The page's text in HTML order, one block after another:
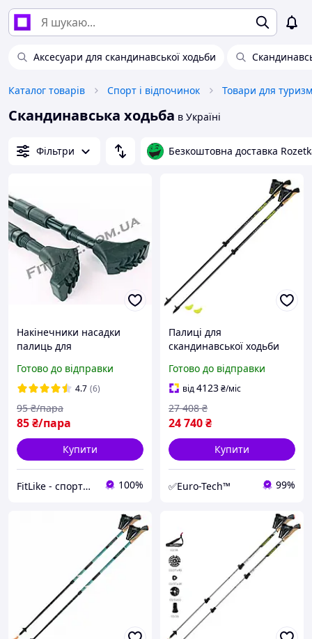
Аксесуари для скандинавської ходьби
Каталог товарів Спорт і відпочинок Товари для
Скандинавська ходьба в Україні
Фільтри Безкоштовна доставка
Накінечники насадки
палиць для
Boots (трекінгових
палиць)
Готово до відправки
4.7 (6)
85₴/пара
95 ₴/пара
Купити
FitLike - спортивний інтернет-магазин 100%
Палиці для
скандинавської ходьби
(7008370230000)
Готово до відправки
від4123₴/міс
24 740₴
27 408 ₴
Купити
✅Euro-Tech™ 99%